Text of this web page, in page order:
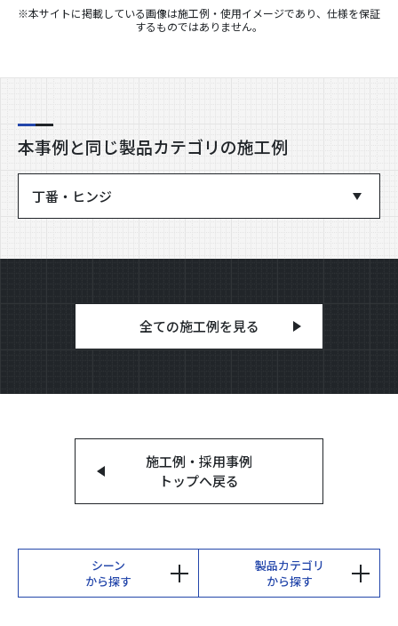
※本サイトに掲載している画像は施工例・使用イメージであり、仕様を保証
するものではありません。
本事例と同じ製品カテゴリの施工例
丁番・ヒンジ
全ての施工例を見る
施工例・採用事例
トップへ戻る
シーン
から探す
製品カテゴリ
から探す